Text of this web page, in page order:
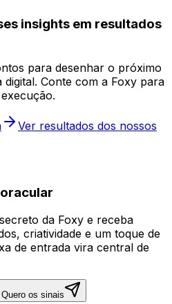
insights em resultados
para desenhar o próximo
Conte com a Foxy para
Ver resultados dos nossos
da Foxy e receba
criatividade e um toque de
de entrada vira central de
Quero os sinais